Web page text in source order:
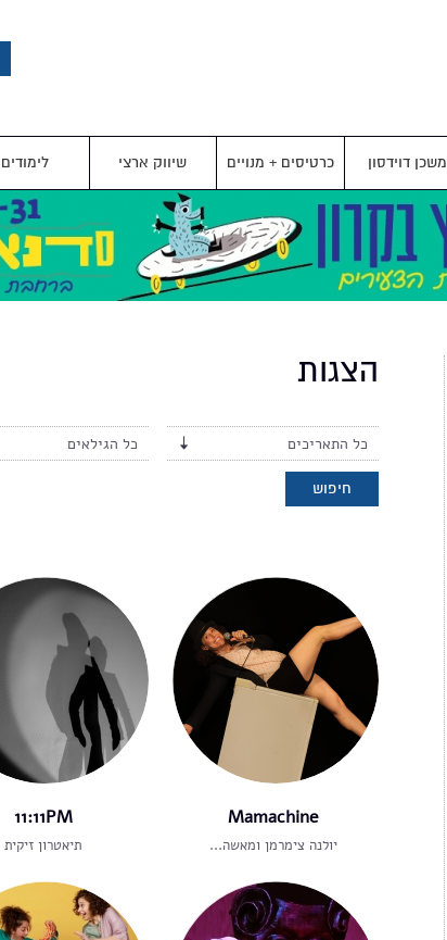
משכן דוידסון כרטיסים + מנויים שיווק ארצי לימודים
הצגות
כל התאריכים כל הגילאים
Mamachine
יולנה צימרמן ומאשה...
11:11PM
תיאטרון זיקית